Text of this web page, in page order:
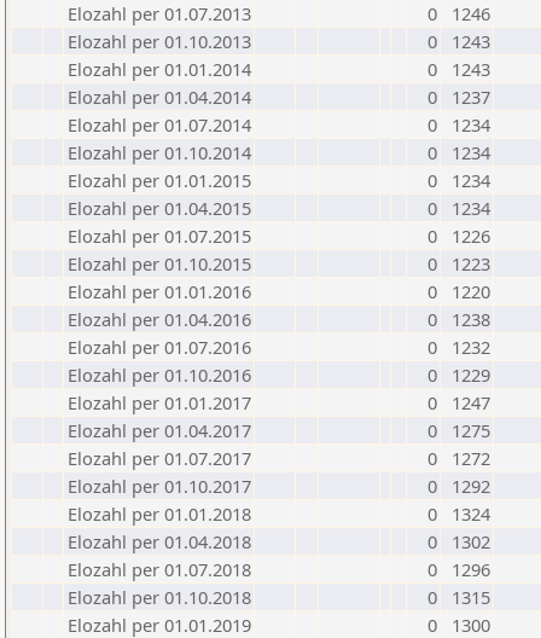
Elozahl per 01.07.2013
0
1246
Elozahl per 01.10.2013
0
1243
Elozahl per 01.01.2014
0
1243
Elozahl per 01.04.2014
0
1237
Elozahl per 01.07.2014
0
1234
Elozahl per 01.10.2014
0
1234
Elozahl per 01.01.2015
0
1234
Elozahl per 01.04.2015
0
1234
Elozahl per 01.07.2015
0
1226
Elozahl per 01.10.2015
0
1223
Elozahl per 01.01.2016
0
1220
Elozahl per 01.04.2016
0
1238
Elozahl per 01.07.2016
0
1232
Elozahl per 01.10.2016
0
1229
Elozahl per 01.01.2017
0
1247
Elozahl per 01.04.2017
0
1275
Elozahl per 01.07.2017
0
1272
Elozahl per 01.10.2017
0
1292
Elozahl per 01.01.2018
0
1324
Elozahl per 01.04.2018
0
1302
Elozahl per 01.07.2018
0
1296
Elozahl per 01.10.2018
0
1315
Elozahl per 01.01.2019
0
1300